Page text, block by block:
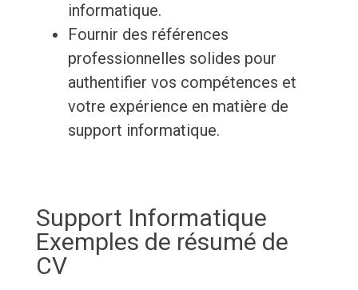
informatique.
Fournir des références
professionnelles solides pour
authentifier vos compétences et
votre expérience en matière de
support informatique.
Support Informatique
Exemples de résumé de
CV